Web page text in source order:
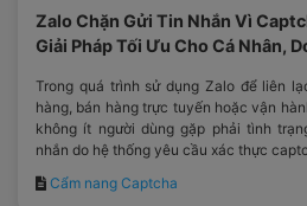
Zalo Chặn Gửi Tin Nhắn Vì
Giải Pháp Tối Ưu Cho Cá Nhân,
Trong quá trình sử dụng Zalo để liên
hàng, bán hàng trực tuyến hoặc vận
không ít người dùng gặp phải tình
nhắn do hệ thống yêu cầu xác thực
Cẩm nang Captcha